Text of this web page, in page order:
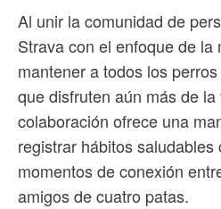
Al unir la comunidad de
Strava con el enfoque de la
mantener a todos los
que disfruten aún más de
colaboración ofrece una
registrar hábitos
momentos de conexión
amigos de cuatro patas.